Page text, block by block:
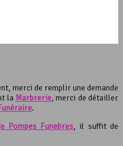
merci de remplir une demande
la Marbrerie, merci de détailler
.
Pompes Funèbres, il suffit de